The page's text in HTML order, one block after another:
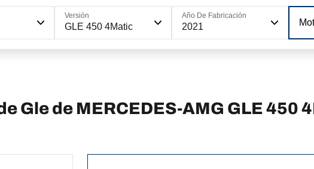
Versión
GLE 450 4Matic
Año De Fabricación
2021
Gle de MERCEDES-AMG GLE 450